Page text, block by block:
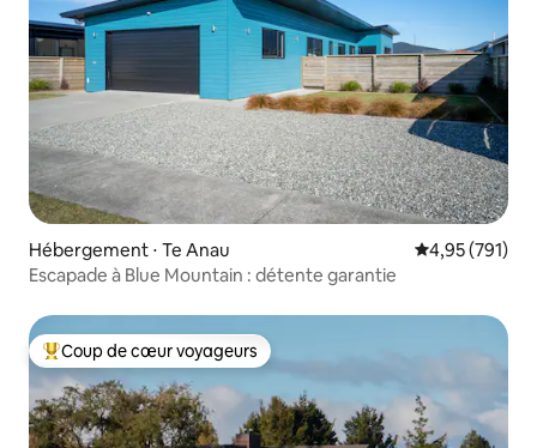
Hébergement ⋅ Te Anau Évaluation
4,95 (791)
Escapade à Blue Mountain : détente garantie
Coups de cœur voyageurs les plus appréciés
Coup de cœur voyageurs